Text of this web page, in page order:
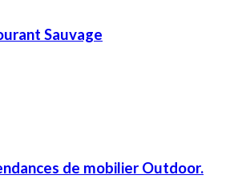
Sauvage
de mobilier Outdoor.